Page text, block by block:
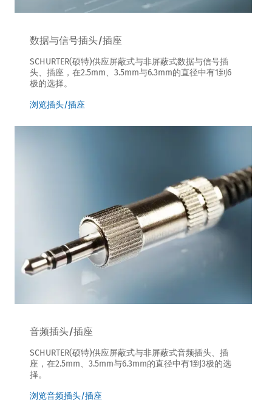
数据与信号插头/插座
SCHURTER(硕特)供应屏蔽式与非屏蔽式数据与信号插
头、插座，在2.5mm、3.5mm与6.3mm的直径中有1到6
极的选择。
浏览插头/插座
音频插头/插座
SCHURTER(硕特)供应屏蔽式与非屏蔽式音频插头、插
座，在2.5mm、3.5mm与6.3mm的直径中有1到3极的选
择。
浏览音频插头/插座